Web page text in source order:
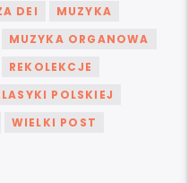
DEI
MUZYKA
MUZYKA ORGANOWA
REKOLEKCJE
POLSKIEJ
WIELKI POST